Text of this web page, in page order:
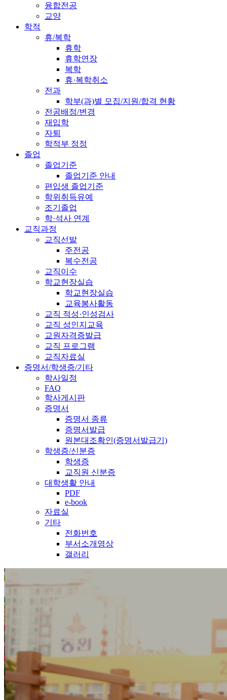
융합전공
교양
학적
휴/복학
휴학
휴학연장
복학
휴·복학취소
전과
학부(과)별 모집/지원/합격 현황
전공배정/변경
재입학
자퇴
학적부 정정
졸업
졸업기준
졸업기준 안내
편입생 졸업기준
학위취득유예
조기졸업
학·석사 연계
교직과정
교직선발
주전공
복수전공
교직이수
학교현장실습
학교현장실습
교육봉사활동
교직 적성·인성검사
교직 성인지교육
교원자격증발급
교직 프로그램
교직자료실
증명서/학생증/기타
학사일정
FAQ
학사게시판
증명서
증명서 종류
증명서발급
원본대조확인(증명서발급기)
학생증/신분증
학생증
교직원 신분증
대학생활 안내
PDF
e-book
자료실
기타
전화번호
부서소개영상
갤러리